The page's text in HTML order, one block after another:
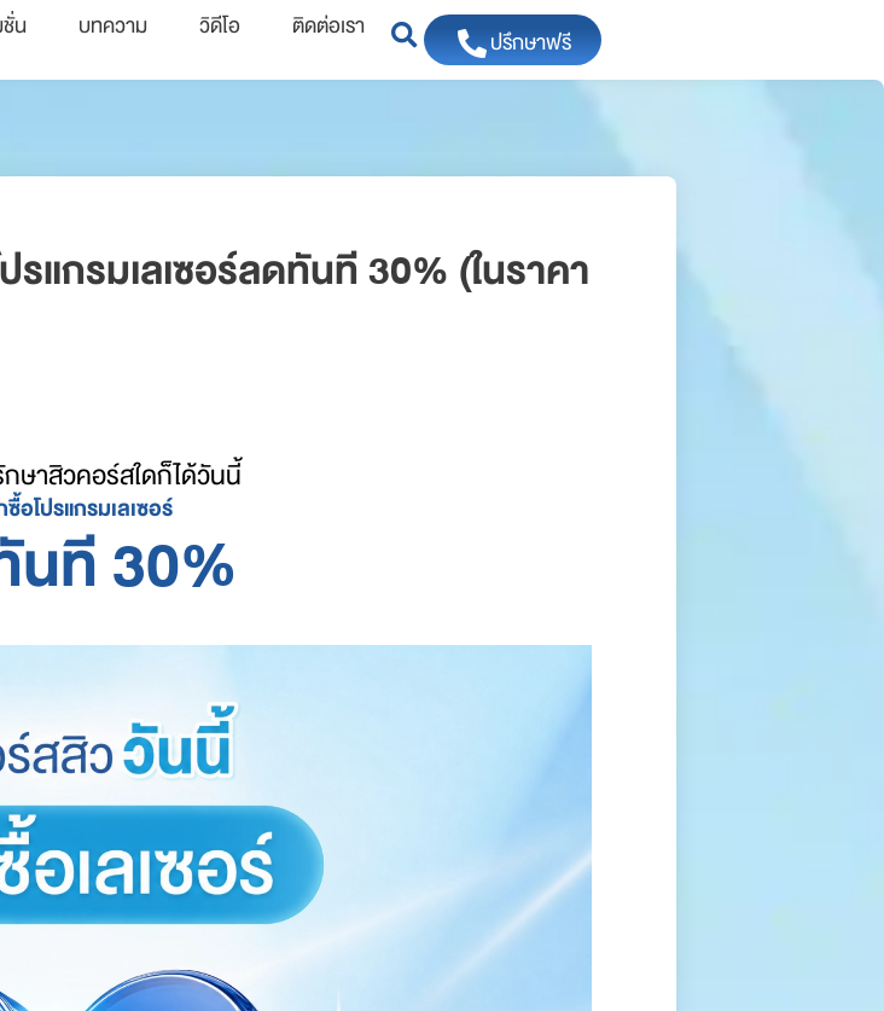
ชั่น บทความ วิดีโอ ติดต่อเรา
ปรึกษาฟรี
แกรมเลเซอร์ลดทันที 30% (ในราคา
ษาสิวคอร์สใดก็ได้วันนี้
อโปรแกรมเลเซอร์
ที 30%